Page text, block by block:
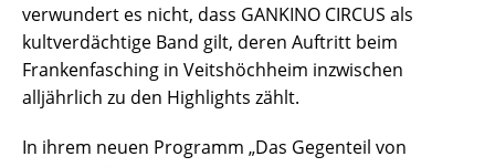
verwundert es nicht, dass GANKINO CIRCUS als
kultverdächtige Band gilt, deren Auftritt beim
Frankenfasching in Veitshöchheim inzwischen
alljährlich zu den Highlights zählt.
In ihrem neuen Programm „Das Gegenteil von